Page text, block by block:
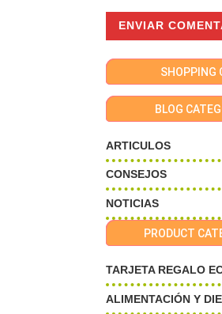
SHOPPING
BLOG
ARTICULOS
CONSEJOS
NOTICIAS
PRODUCT
TARJETA REGALO
ALIMENTACIÓN Y